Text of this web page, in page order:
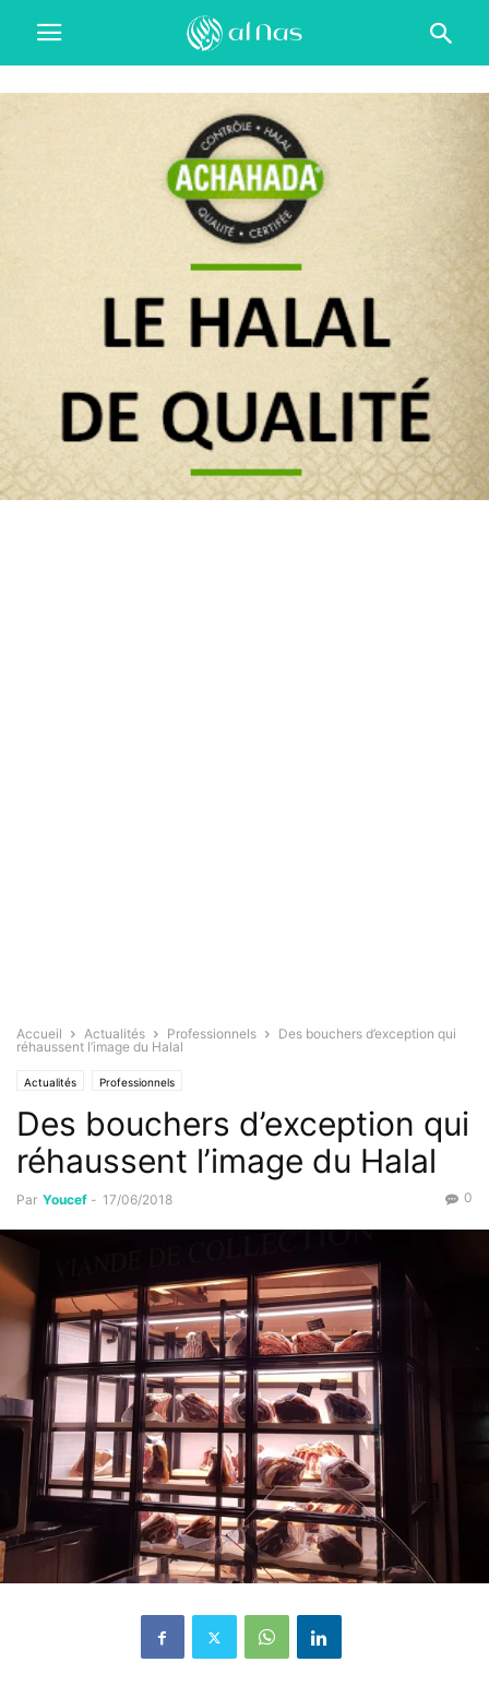
Accueil Actualités Professionnels
Des bouchers d’exception qui
réhaussent l’image du Halal
Actualités Professionnels
Des bouchers d’exception qui
réhaussent l’image du Halal
Par Youcef - 17/06/2018 0